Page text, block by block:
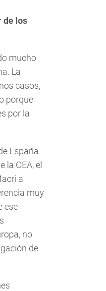
de los
mucho
La
casos,
porque
por la
España
la OEA, el
a
muy
ese
no
de